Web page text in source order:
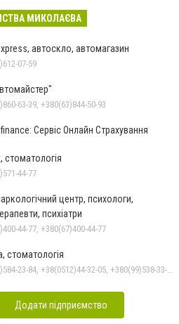
МИКОЛАЄВА
автоскло, автомагазин
07-59
63-39, +380(63)844-50-93
Сервіс Онлайн Страхування
стоматологія
44-77
центр, психологи,
психіатри
44-77, +380(67)400-44-77
стоматологія
Додати підприємство